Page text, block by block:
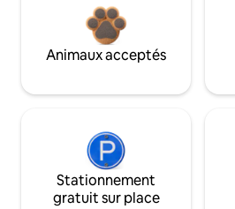
Animaux acceptés
Stationnement
gratuit sur place